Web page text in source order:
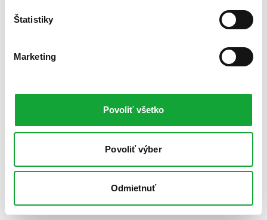
Štatistiky
Marketing
Povoliť všetko
Povoliť výber
Odmietnuť